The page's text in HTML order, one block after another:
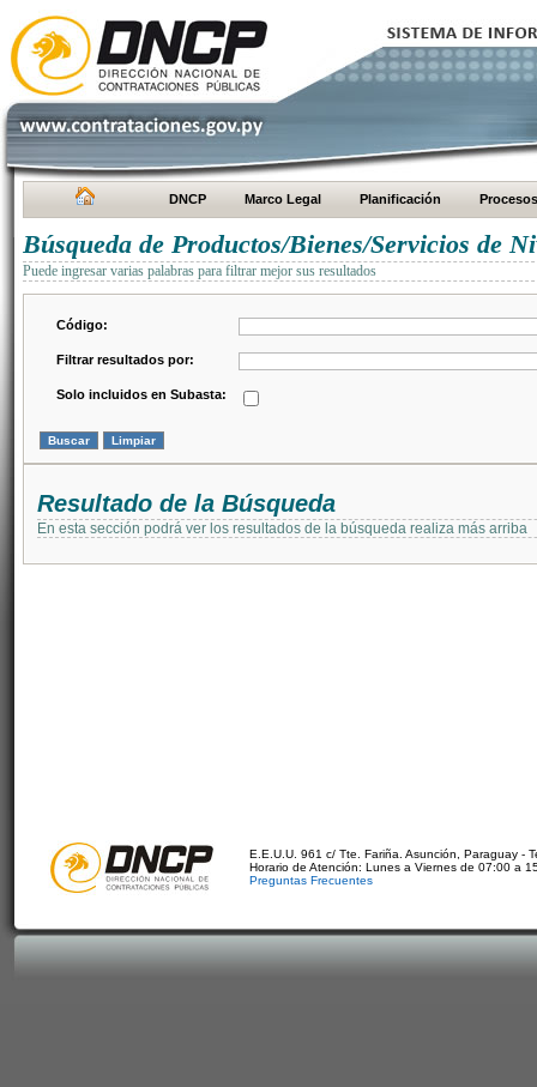
DNCP Marco Legal Planificación Procesos
Búsqueda de Productos/Bienes/Servicios de
Puede ingresar varias palabras para filtrar mejor sus resultados
Código:
Filtrar resultados por:
Solo incluidos en Subasta:
Resultado de la Búsqueda
En esta sección podrá ver los resultados de la búsqueda realiza más arriba
E.E.U.U. 961 c/ Tte. Fariña. Asunción, Paraguay -
Horario de Atención: Lunes a Viernes de 07:00 a
Preguntas Frecuentes